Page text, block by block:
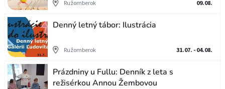
Ružomberok 09.08.
Denný letný tábor: Ilustrácia
Ružomberok 31.07. - 04.08.
Prázdniny u Fullu: Denník z leta s
režisérkou Annou Žembovou